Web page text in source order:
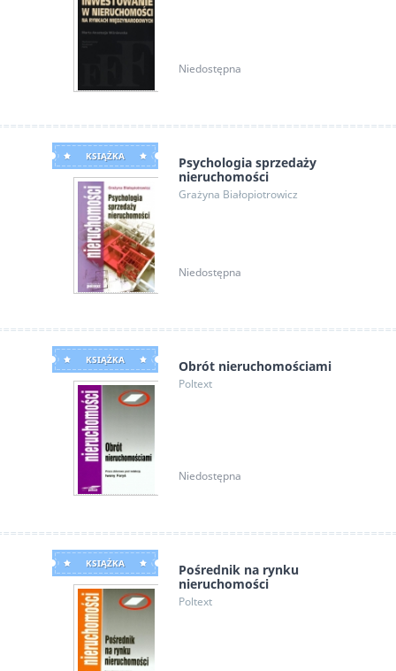
Niedostępna
KSIĄŻKA
Psychologia sprzedaży
nieruchomości
Grażyna Białopiotrowicz
Niedostępna
KSIĄŻKA Obrót nieruchomościami
Poltext
Niedostępna
KSIĄŻKA
Pośrednik na rynku
nieruchomości
Poltext